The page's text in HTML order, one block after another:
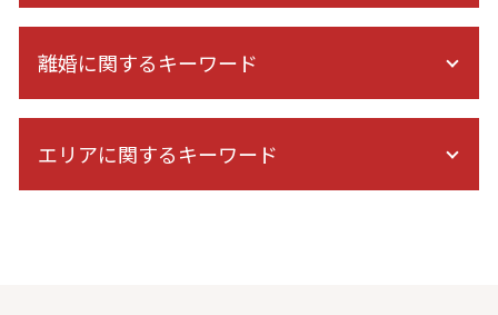
過失割合 納得できない
人身事故 示談交渉
逸失利益とは
人身傷害 保険 逸失利益 計算
離婚に関するキーワード
離婚協議 応じない
離婚 調停員
エリアに関するキーワード